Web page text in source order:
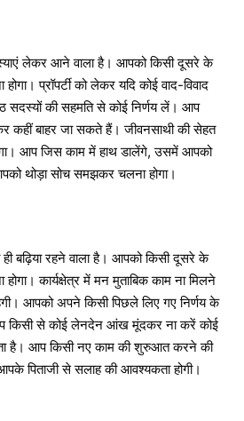
लेकर आने वाला है। आपको किसी दूसरे के
प्रॉपर्टी को लेकर यदि कोई वाद-विवाद
सदस्यों की सहमति से कोई निर्णय लें। आप
बाहर जा सकते हैं। जीवनसाथी की सेहत
आप जिस काम में हाथ डालेंगे, उसमें आपको
थोड़ा सोच समझकर चलना होगा।
बढ़िया रहने वाला है। आपको किसी दूसरे के
कार्यक्षेत्र में मन मुताबिक काम ना मिलने
आपको अपने किसी पिछले लिए गए निर्णय के
किसी से कोई लेनदेन आंख मूंदकर ना करें कोई
है। आप किसी नए काम की शुरुआत करने की
पिताजी से सलाह की आवश्यकता होगी।